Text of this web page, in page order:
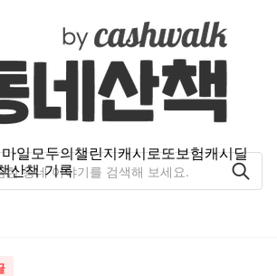
일모두의챌린지캐시로또보험캐시딜
산책 기록